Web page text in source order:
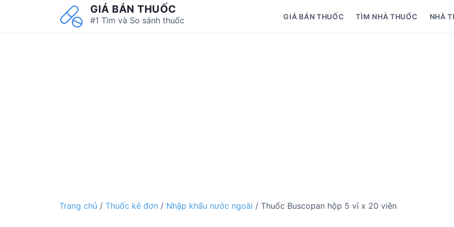
GIÁ BÁN THUỐC
#1 Tìm và So sánh thuốc GIÁ BÁN THUỐC TÌM NHÀ THUỐC NHÀ
Trang chủ / Thuốc kê đơn / Nhập khẩu nước ngoài / Thuốc Buscopan hộp 5 vỉ x 20 viên